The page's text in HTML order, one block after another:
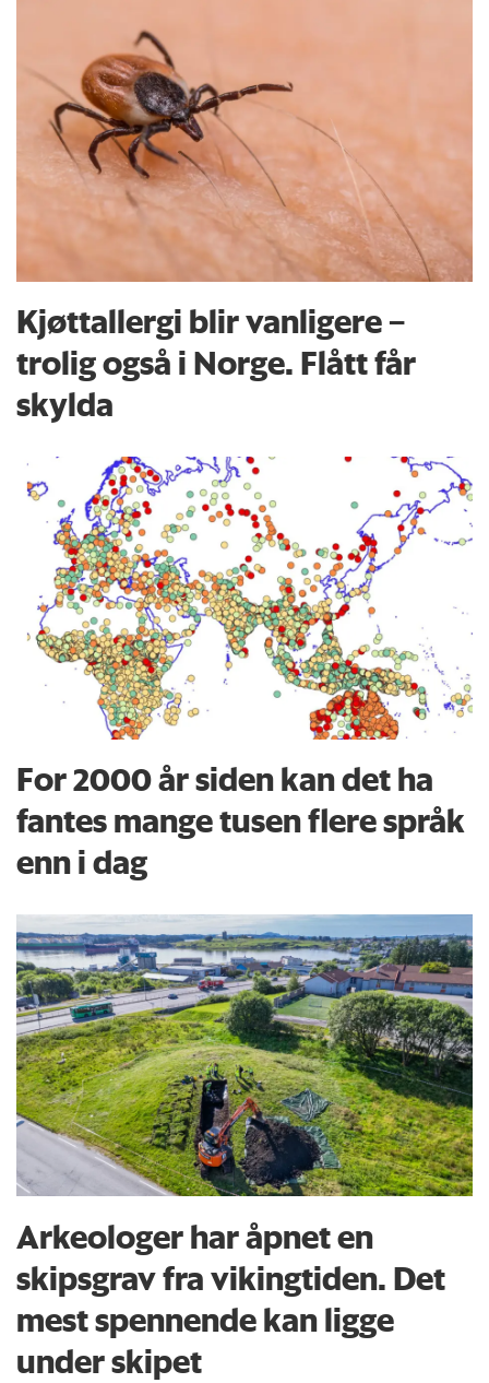
Kjøttallergi blir vanligere –
trolig også i Norge. Flått får
skylda
For 2000 år siden kan det ha
fantes mange tusen flere språk
enn i dag
Arkeologer har åpnet en
skipsgrav fra vikingtiden. Det
mest spennende kan ligge
under skipet